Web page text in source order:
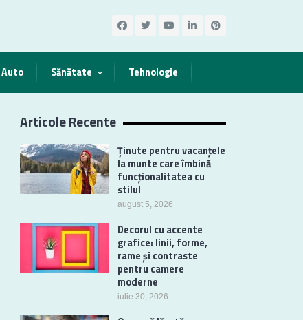
Auto Sănătate Tehnologie
Articole Recente
Ținute pentru vacanțele
la munte care îmbină
funcționalitatea cu
stilul
august 5, 2026
Decorul cu accente
grafice: linii, forme,
rame și contraste
pentru camere
moderne
iulie 30, 2026